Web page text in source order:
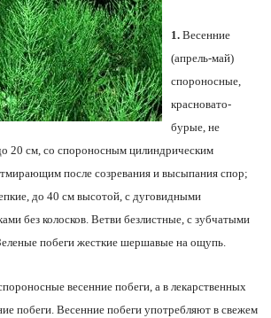
1. Весенние
(апрель-май)
спороносные,
красновато-
бурые, не
20 см, со спороносным цилиндрическим
после созревания и высыпания спор;
до 40 см высотой, с дуговидными
без колосков. Ветви безлистные, с зубчатыми
побеги жесткие шершавые на ощупь.
весенние побеги, а в лекарственных
побеги. Весенние побеги употребляют в свежем